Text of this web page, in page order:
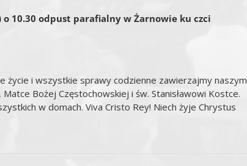
10.30 odpust parafialny w Żarnowie ku czci
życie i wszystkie sprawy codzienne zawierzajmy naszym
Bożej Częstochowskiej i św. Stanisławowi Kostce.
w domach. Viva Cristo Rey! Niech żyje Chrystus